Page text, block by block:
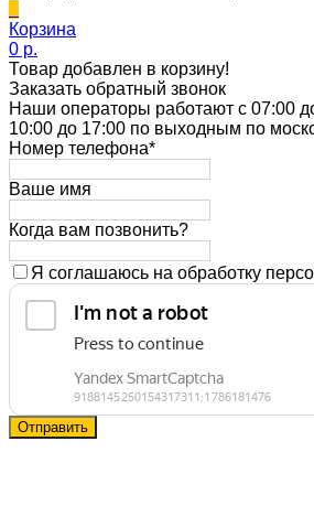
Корзина
0 p.
Товар добавлен в корзину!
Заказать обратный звонок
Наши операторы работают с 07:00
10:00 до 17:00 по выходным по
Номер телефона*
Ваше имя
Когда вам позвонить?
Я соглашаюсь на обработку